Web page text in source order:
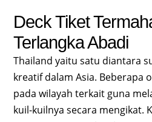
Deck Tiket
Terlangka Abadi
Thailand yaitu satu diantara
kreatif dalam Asia. Beberapa
pada wilayah terkait guna
kuil-kuilnya secara mengikat.